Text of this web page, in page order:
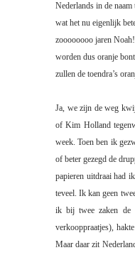
Nederlands in de
wathet nu eigenlijk
zoooooooo jaren
worden dus oranje
zullen de toendra’s
Ja, we zijn de weg
of Kim Holland
week. Toen ben ik
of beter gezegd de
papieren uitdraai had
teveel. Ik kan geen
ik bij twee zaken de
verkooppraatjes),
Maar daar zit